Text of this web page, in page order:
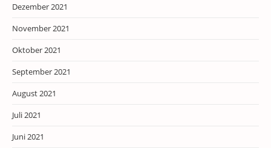
Dezember 2021
November 2021
Oktober 2021
September 2021
August 2021
Juli 2021
Juni 2021